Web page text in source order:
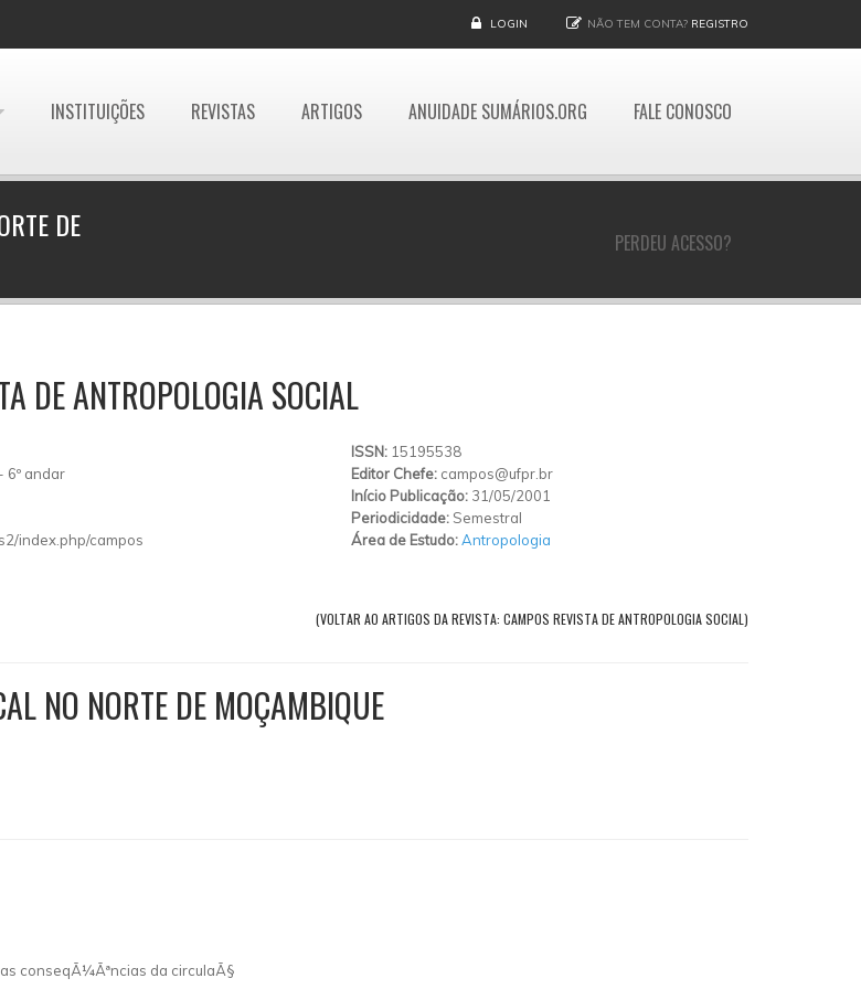
LOGIN NÃO TEM CONTA? REGISTRO
INSTITUIÇÕES REVISTAS ARTIGOS ANUIDADE SUMÁRIOS.ORG FALE CONOSCO
PERDEU ACESSO?
DE
DE ANTROPOLOGIA SOCIAL
6º andar
index.php/campos
ISSN: 15195538
Editor Chefe: campos@ufpr.br
Início Publicação: 31/05/2001
Periodicidade: Semestral
Área de Estudo:Antropologia
(VOLTAR AO ARTIGOS DA REVISTA: CAMPOS REVISTA DE ANTROPOLOGIA SOCIAL)
NO NORTE DE MOÇAMBIQUE
conseqÃ¼Ãªncias da circulaÃ§